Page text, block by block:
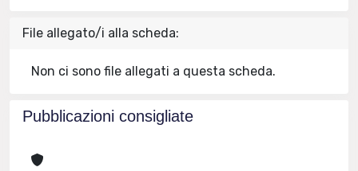
File allegato/i alla scheda:
Non ci sono file allegati a questa scheda.
Pubblicazioni consigliate